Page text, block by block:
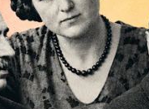
und die Finanzmärkte
Weg". Dies
Gesellschaft. Fast
einer solchen
andere